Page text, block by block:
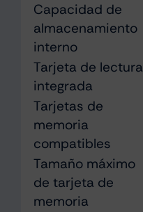
Capacidad de
almacenamiento
interno
Tarjeta de lectura
integrada
Tarjetas de
memoria
compatibles
Tamaño máximo
de tarjeta de
memoria